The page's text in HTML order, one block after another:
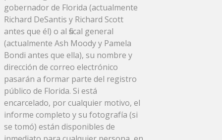
gobernador de Florida (actualmente
Richard DeSantis y Richard Scott
antes que él) o al fiscal general
(actualmente Ash Moody y Pamela
Bondi antes que ella), su nombre y
dirección de correo electrónico
pasarán a formar parte del registro
público de Florida. Si está
encarcelado, por cualquier motivo, el
informe completo y su fotografía (si
se tomó) están disponibles de